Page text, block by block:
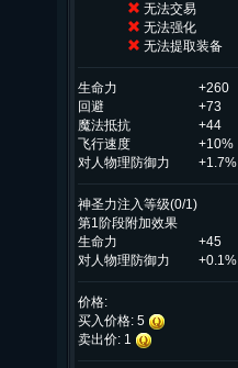
无法交易
无法强化
无法提取装备
生命力 +260
回避
+73
魔法抵抗
+44
飞行速度
+10%
对人物理防御力
+1.7%
神圣力注入等级(0/1)
第1阶段附加效果
生命力
+45
对人物理防御力
+0.1%
价格:
买入价格: 5
卖出价: 1